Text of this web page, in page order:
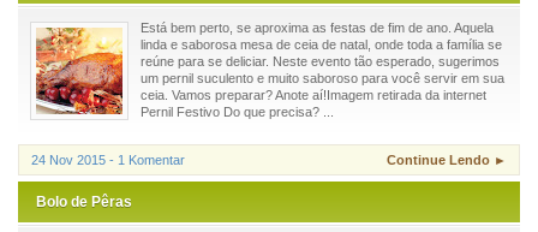
Está bem perto, se aproxima as festas de fim de ano. Aquela
linda e saborosa mesa de ceia de natal, onde toda a família se
reúne para se deliciar. Neste evento tão esperado, sugerimos
um pernil suculento e muito saboroso para você servir em sua
ceia. Vamos preparar? Anote aí!Imagem retirada da internet
Pernil Festivo Do que precisa? ...
24 Nov 2015 - 1 Komentar Continue Lendo ►
Bolo de Pêras